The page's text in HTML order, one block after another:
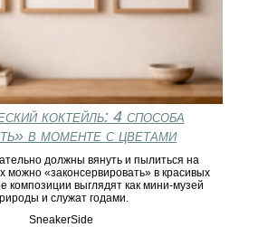
коктейль: 4 способа
в моменте с цветами
должны вянуть и пылиться на
можно «законсервировать» в красивых
композиции выглядят как мини-музей
и служат годами.
SneakerSide